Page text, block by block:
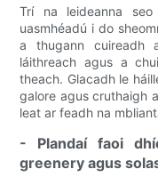
Trí na leideanna
uasmhéadú i do
a thugann cuireadh
láithreach agus a
theach. Glacadh le
galore agus cruthaigh
leat ar feadh na
- Plandaí faoi
greenery agus